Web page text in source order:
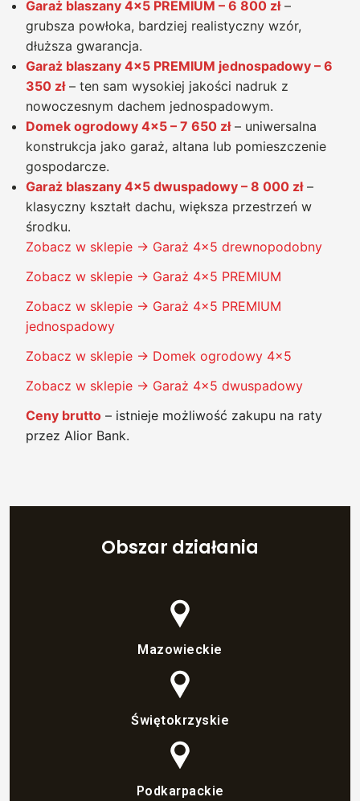
Garaż blaszany 4×5 PREMIUM – 6 800 zł–
grubsza powłoka, bardziej realistyczny wzór,
dłuższa gwarancja.
Garaż blaszany 4×5 PREMIUM jednospadowy – 6
350 zł– ten sam wysokiej jakości nadruk z
nowoczesnym dachem jednospadowym.
Domek ogrodowy 4×5 – 7 650 zł– uniwersalna
konstrukcja jako garaż, altana lub pomieszczenie
gospodarcze.
Garaż blaszany 4×5 dwuspadowy – 8 000 zł–
klasyczny kształt dachu, większa przestrzeń w
środku.
Zobacz w sklepie → Garaż 4×5 drewnopodobny
Zobacz w sklepie → Garaż 4×5 PREMIUM
Zobacz w sklepie → Garaż 4×5 PREMIUM
jednospadowy
Zobacz w sklepie → Domek ogrodowy 4×5
Zobacz w sklepie → Garaż 4×5 dwuspadowy
Ceny brutto – istnieje możliwość zakupu na raty
przez Alior Bank.
Obszar działania
Mazowieckie
Świętokrzyskie
Podkarpackie